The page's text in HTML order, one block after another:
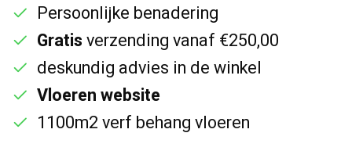
Persoonlijke benadering
Gratisverzending vanaf €250,00
deskundig advies in de winkel
Vloeren website
1100m2 verf behang vloeren